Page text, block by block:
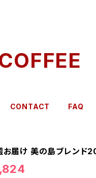
CONTACT FAQ
お届け 美の島ブレンド